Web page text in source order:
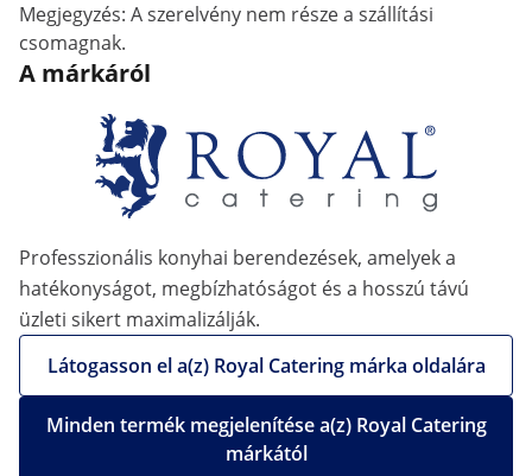
Megjegyzés: A szerelvény nem része a szállítási
csomagnak.
A márkáról
Professzionális konyhai berendezések, amelyek a
hatékonyságot, megbízhatóságot és a hosszú távú
üzleti sikert maximalizálják.
Látogasson el a(z) Royal Catering márka oldalára
Minden termék megjelenítése a(z) Royal Catering
márkától